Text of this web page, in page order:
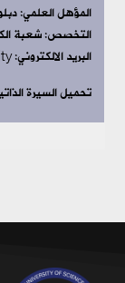
المؤهل العلمي:
التخصص:شعبة
البريد الالكتروني: Info@iru.university
تحميل السيرة